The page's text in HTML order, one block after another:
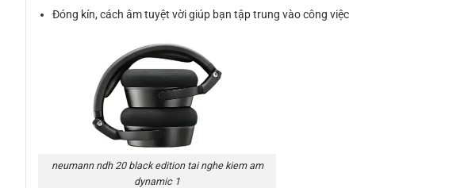
Đóng kín, cách âm tuyệt vời giúp bạn tập trung vào công việc
neumann ndh 20 black edition tai nghe kiem am
dynamic 1